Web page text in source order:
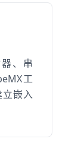
、串
工
嵌入